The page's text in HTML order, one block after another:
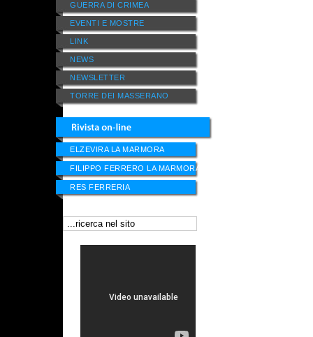
GUERRA DI CRIMEA
EVENTI E MOSTRE
LINK
NEWS
NEWSLETTER
TORRE DEI MASSERANO
ELZEVIRA LA MARMORA
FILIPPO FERRERO LA MARMORA
RES FERRERIA